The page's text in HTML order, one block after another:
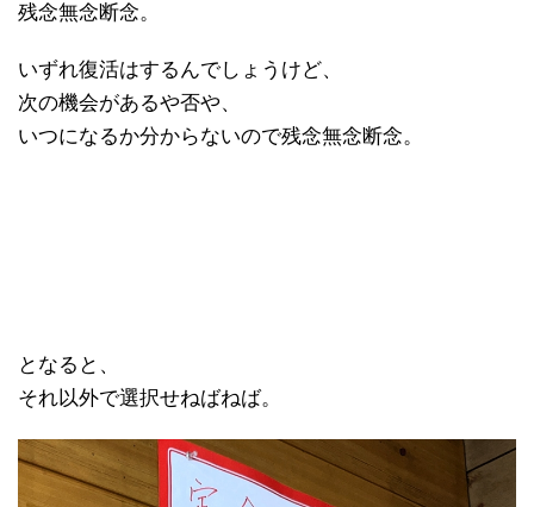
残念無念断念。
いずれ復活はするんでしょうけど、
次の機会があるや否や、
いつになるか分からないので残念無念断念。
となると、
それ以外で選択せねばねば。